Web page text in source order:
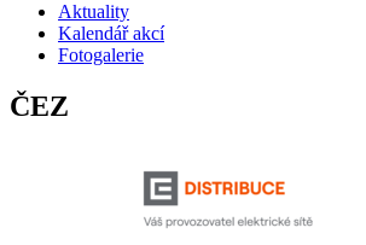
Aktuality
Kalendář akcí
Fotogalerie
ČEZ